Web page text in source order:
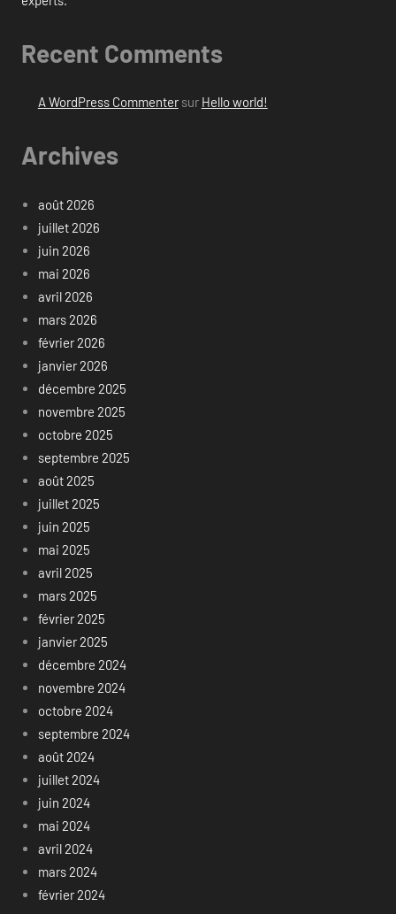
Recent Comments
A WordPress Commentersur Hello world!
Archives
août 2026
juillet 2026
juin 2026
mai 2026
avril 2026
mars 2026
février 2026
janvier 2026
décembre 2025
novembre 2025
octobre 2025
septembre 2025
août 2025
juillet 2025
juin 2025
mai 2025
avril 2025
mars 2025
février 2025
janvier 2025
décembre 2024
novembre 2024
octobre 2024
septembre 2024
août 2024
juillet 2024
juin 2024
mai 2024
avril 2024
mars 2024
février 2024